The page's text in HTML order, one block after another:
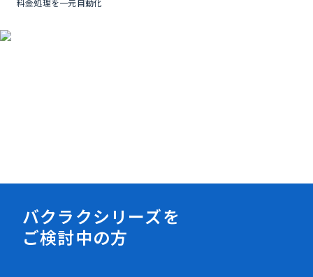
料金処理を一元自動化
バクラクシリーズを
ご検討中の方